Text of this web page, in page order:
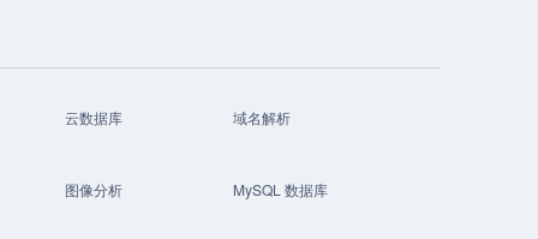
云数据库 域名解析
图像分析 MySQL 数据库